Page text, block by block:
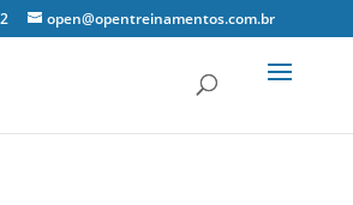
open@opentreinamentos.com.br